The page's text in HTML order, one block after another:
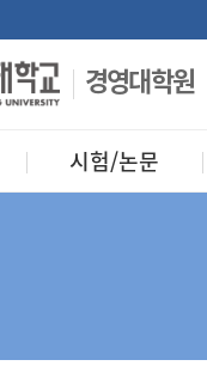
경영대학원
시험/논문